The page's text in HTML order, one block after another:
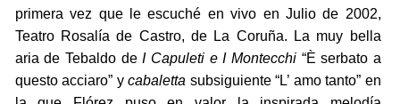
primera vez que le escuché en vivo en Julio de 2002,
Teatro Rosalía de Castro, de La Coruña. La muy bella
aria de Tebaldo deI Capuleti e I Montecchi“È serbato a
questo acciaro” ycabaletta subsiguiente “L’ amo tanto” en